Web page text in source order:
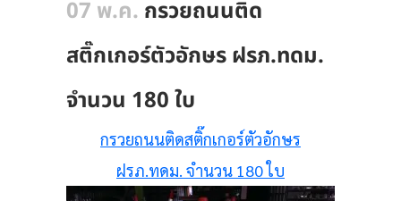
07 พ.ค. กรวยถนนติด
สติ๊กเกอร์ตัวอักษร ฝรภ.ทดม.
จำนวน 180 ใบ
กรวยถนนติดสติ๊กเกอร์ตัวอักษร
ฝรภ.ทดม. จำนวน 180 ใบ